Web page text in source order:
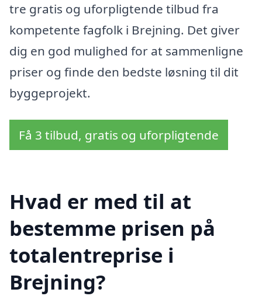
tre gratis og uforpligtende tilbud fra
kompetente fagfolk i Brejning. Det giver
dig en god mulighed for at sammenligne
priser og finde den bedste løsning til dit
byggeprojekt.
Få 3 tilbud, gratis og uforpligtende
Hvad er med til at
bestemme prisen på
totalentreprise i
Brejning?